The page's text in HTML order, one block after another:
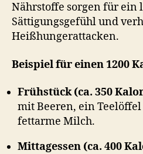
Nährstoffe sorgen für ein
Sättigungsgefühl und
Heißhungerattacken.
Beispiel für einen 1200
Frühstück (ca. 350
mit Beeren, ein
fettarme Milch.
Mittagessen (ca. 400